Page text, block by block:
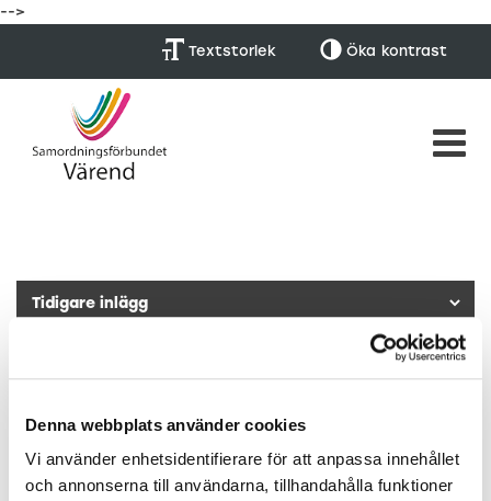
Denna webbplats använder cookies
Vi använder enhetsidentifierare för att anpassa innehållet
och annonserna till användarna, tillhandahålla funktioner
-->
Textstorlek Öka kontrast
BIP -Filmer och bildspel ifrån
Kickoff
Publicerad: 20/4 -22
Den 20 april hade vi en kickoff gällande BIP.Härhar ni filmerna